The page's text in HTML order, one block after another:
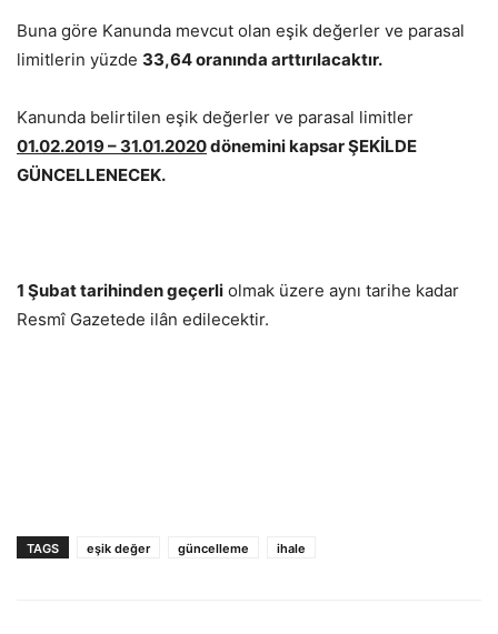
Buna göre Kanunda mevcut olan eşik değerler ve parasal
limitlerin yüzde 33,64 oranında arttırılacaktır.
Kanunda belirtilen eşik değerler ve parasal limitler
01.02.2019 – 31.01.2020dönemini kapsar ŞEKİLDE
GÜNCELLENECEK.
1 Şubat tarihinden geçerli olmak üzere aynı tarihe kadar
Resmî Gazetede ilân edilecektir.
TAGS eşik değer güncelleme ihale